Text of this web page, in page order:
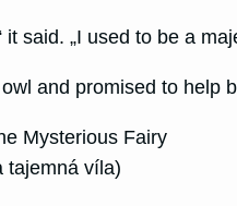
it said. „I used to be a
and promised to help
Mysterious Fairy
tajemná víla)